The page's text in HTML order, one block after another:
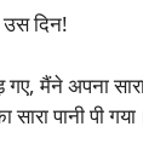
दिन!
मैंने अपना
पानी पी